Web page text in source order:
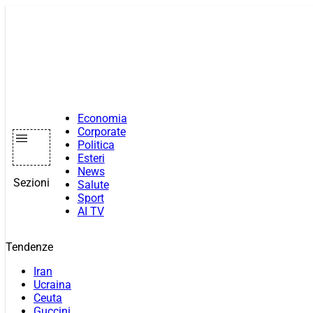
Sezioni
Economia
Corporate
Politica
Esteri
News
Salute
Sport
AI TV
Tendenze
Iran
Ucraina
Ceuta